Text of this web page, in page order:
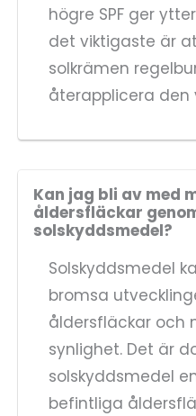
högre SPF ger
det viktigaste är
solkrämen
återapplicera
Kan jag bli av med
åldersfläckar
solskyddsmedel?
Solskyddsmedel
bromsa
åldersfläckar och
synlighet. Det är
solskyddsmedel
befintliga